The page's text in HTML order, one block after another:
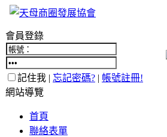
會員登錄
記住我 | 忘記密碼? | 帳號註冊!
網站導覽
首頁
聯絡表單